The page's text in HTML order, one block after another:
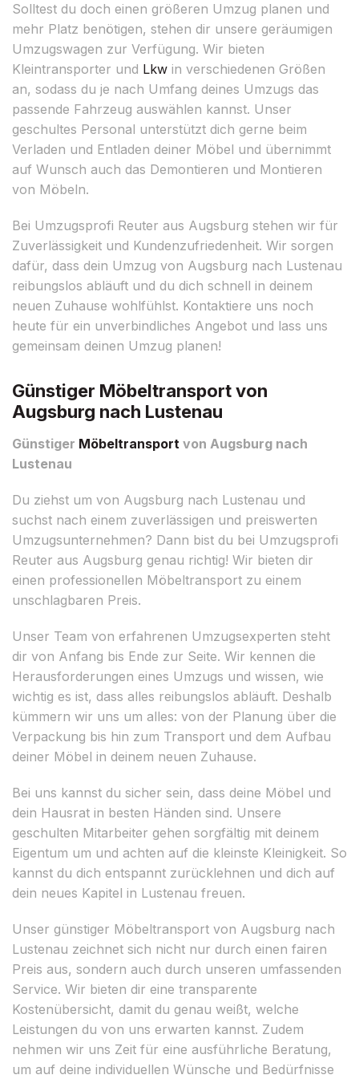
Solltest du doch einen größeren Umzug planen und
mehr Platz benötigen, stehen dir unsere geräumigen
Umzugswagen zur Verfügung. Wir bieten
Kleintransporter und Lkw in verschiedenen Größen
an, sodass du je nach Umfang deines Umzugs das
passende Fahrzeug auswählen kannst. Unser
geschultes Personal unterstützt dich gerne beim
Verladen und Entladen deiner Möbel und übernimmt
auf Wunsch auch das Demontieren und Montieren
von Möbeln.
Bei Umzugsprofi Reuter aus Augsburg stehen wir für
Zuverlässigkeit und Kundenzufriedenheit. Wir sorgen
dafür, dass dein Umzug von Augsburg nach Lustenau
reibungslos abläuft und du dich schnell in deinem
neuen Zuhause wohlfühlst. Kontaktiere uns noch
heute für ein unverbindliches Angebot und lass uns
gemeinsam deinen Umzug planen!
Günstiger Möbeltransport von
Augsburg nach Lustenau
Günstiger Möbeltransport von Augsburg nach
Lustenau
Du ziehst um von Augsburg nach Lustenau und
suchst nach einem zuverlässigen und preiswerten
Umzugsunternehmen? Dann bist du bei Umzugsprofi
Reuter aus Augsburg genau richtig! Wir bieten dir
einen professionellen Möbeltransport zu einem
unschlagbaren Preis.
Unser Team von erfahrenen Umzugsexperten steht
dir von Anfang bis Ende zur Seite. Wir kennen die
Herausforderungen eines Umzugs und wissen, wie
wichtig es ist, dass alles reibungslos abläuft. Deshalb
kümmern wir uns um alles: von der Planung über die
Verpackung bis hin zum Transport und dem Aufbau
deiner Möbel in deinem neuen Zuhause.
Bei uns kannst du sicher sein, dass deine Möbel und
dein Hausrat in besten Händen sind. Unsere
geschulten Mitarbeiter gehen sorgfältig mit deinem
Eigentum um und achten auf die kleinste Kleinigkeit. So
kannst du dich entspannt zurücklehnen und dich auf
dein neues Kapitel in Lustenau freuen.
Unser günstiger Möbeltransport von Augsburg nach
Lustenau zeichnet sich nicht nur durch einen fairen
Preis aus, sondern auch durch unseren umfassenden
Service. Wir bieten dir eine transparente
Kostenübersicht, damit du genau weißt, welche
Leistungen du von uns erwarten kannst. Zudem
nehmen wir uns Zeit für eine ausführliche Beratung,
um auf deine individuellen Wünsche und Bedürfnisse